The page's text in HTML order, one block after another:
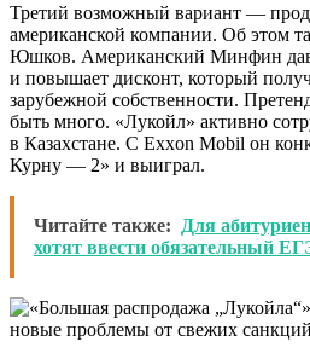
Третий возможный вариант —
американской компании. Об этом
Юшков. Американский Минфин
и повышает дисконт, который
зарубежной собственности.
быть много. «Лукойл» активно
в Казахстане. С Exxon Mobil он
Курну — 2» и выиграл.
Читайте также:
Для
хотят ввести обязательный